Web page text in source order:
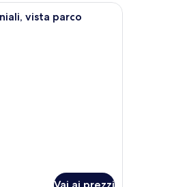
e vista sulla città attraverso ampie
camera d'albergo con due letti, un
vista parco